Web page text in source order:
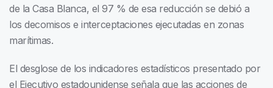
de la Casa Blanca, el 97 % de esa reducción se debió a
los decomisos e interceptaciones ejecutadas en zonas
marítimas.
El desglose de los indicadores estadísticos presentado por
el Ejecutivo estadounidense señala que las acciones de